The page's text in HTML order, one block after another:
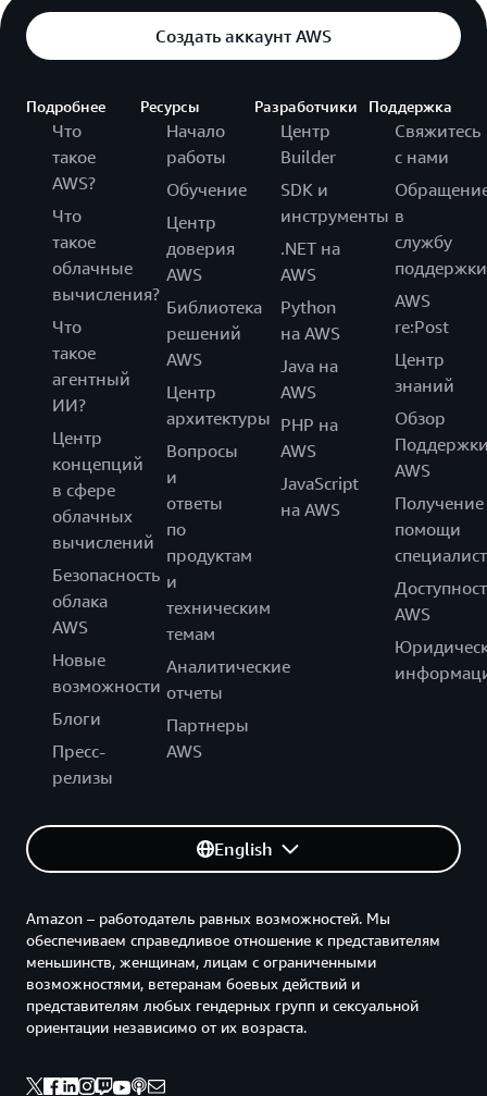
Создать аккаунт AWS
Подробнее
Что
такое
AWS?
Что
такое
облачные
вычисления?
Что
такое
агентный
ИИ?
Центр
концепций
в сфере
облачных
вычислений
Безопасность
облака
AWS
Новые
возможности
Блоги
Пресс-
релизы
Ресурсы
Начало
работы
Обучение
Центр
доверия
AWS
Библиотека
решений
AWS
Центр
архитектуры
Вопросы
и
ответы
по
продуктам
и
техническим
темам
Аналитические
отчеты
Партнеры
AWS
Разработчики
Центр
Builder
SDK и
инструменты
.NET на
AWS
Python
на AWS
Java на
AWS
PHP на
AWS
JavaScript
на AWS
Поддержка
Свяжитесь
с нами
в
службу
поддержки
AWS
re:Post
Центр
знаний
Обзор
AWS
Получение
помощи
AWS
English
Amazon – работодатель равных возможностей. Мы
обеспечиваем справедливое отношение к представителям
меньшинств, женщинам, лицам с ограниченными
возможностями, ветеранам боевых действий и
представителям любых гендерных групп и сексуальной
ориентации независимо от их возраста.